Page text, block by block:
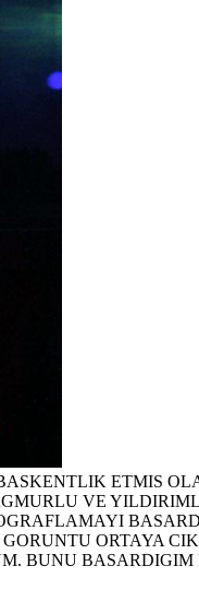
ETMIS
VE
ORTAYA
BUNU